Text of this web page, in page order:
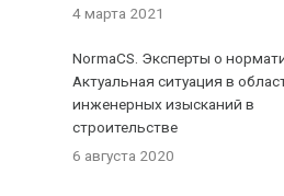
4 марта 2021
NormaCS. Эксперты о
Актуальная ситуация в
инженерных изысканий в
строительстве
6 августа 2020